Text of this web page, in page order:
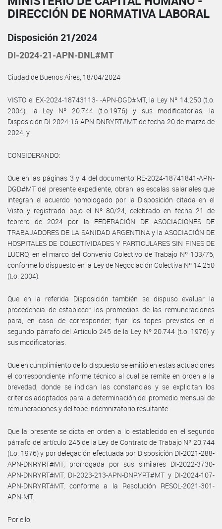
DIRECCIÓN DE NORMATIVA LABORAL
Disposición 21/2024
DI-2024-21-APN-DNL#MT
Ciudad de Buenos Aires, 18/04/2024
VISTO el EX-2024-18743113- -APN-DGD#MT, la Ley Nº 14.250 (t.o.
2004), la Ley Nº 20.744 (t.o.1976) y sus modificatorias, la
Disposición DI-2024-16-APN-DNRYRT#MT de fecha 20 de marzo de
2024, y
CONSIDERANDO:
Que en las páginas 3 y 4 del documento RE-2024-18741841-APN-
DGD#MT del presente expediente, obran las escalas salariales que
integran el acuerdo homologado por la Disposición citada en el
Visto y registrado bajo el Nº 80/24, celebrado en fecha 21 de
febrero de 2024 por la FEDERACIÓN DE ASOCIACIONES DE
TRABAJADORES DE LA SANIDAD ARGENTINA y la ASOCIACIÓN DE
HOSPITALES DE COLECTIVIDADES Y PARTICULARES SIN FINES DE
LUCRO, en el marco del Convenio Colectivo de Trabajo Nº 103/75,
conforme lo dispuesto en la Ley de Negociación Colectiva Nº 14.250
(t.o. 2004).
Que en la referida Disposición también se dispuso evaluar la
procedencia de establecer los promedios de las remuneraciones
para, en caso de corresponder, fijar los topes previstos en el
segundo párrafo del Artículo 245 de la Ley Nº 20.744 (t.o. 1976) y
sus modificatorias.
Que en cumplimiento de lo dispuesto se emitió en estas actuaciones
el correspondiente informe técnico al cual se remite en orden a la
brevedad, donde se indican las constancias y se explicitan los
criterios adoptados para la determinación del promedio mensual de
remuneraciones y del tope indemnizatorio resultante.
Que la presente se dicta en orden a lo establecido en el segundo
párrafo del artículo 245 de la Ley de Contrato de Trabajo Nº 20.744
(t.o. 1976) y por delegación efectuada por Disposición DI-2021-288-
APN-DNRYRT#MT, prorrogada por sus similares DI-2022-3730-
APN-DNRYRT#MT, DI-2023-213-APN-DNRYRT#MT y DI-2024-107-
APN-DNRYRT#MT, conforme a la Resolución RESOL-2021-301-
APN-MT.
Por ello,